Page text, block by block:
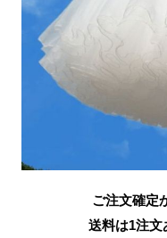
ご注文確定
送料は1注文